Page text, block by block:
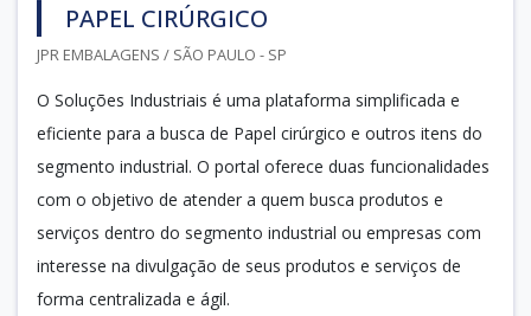
PAPEL CIRÚRGICO
JPR EMBALAGENS / SÃO PAULO - SP
O Soluções Industriais é uma plataforma simplificada e
eficiente para a busca de Papel cirúrgico e outros itens do
segmento industrial. O portal oferece duas funcionalidades
com o objetivo de atender a quem busca produtos e
serviços dentro do segmento industrial ou empresas com
interesse na divulgação de seus produtos e serviços de
forma centralizada e ágil.